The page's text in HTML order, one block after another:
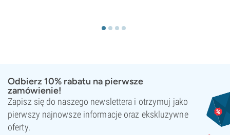
Odbierz 10% rabatu na pierwsze
zamówienie!
Zapisz się do naszego newslettera i otrzymuj jako
pierwszy najnowsze informacje oraz ekskluzywne
oferty.